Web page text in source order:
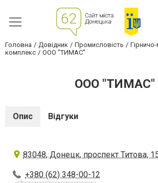
Головна Довідник Промисловість
комплекс
ООО "ТИМАС"
ООО "ТИМАС"
Опис Відгуки
83048, Донецк, проспект Титова,
+380 (62) 348-00-12